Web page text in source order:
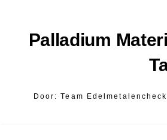
Palladium
Door: Team